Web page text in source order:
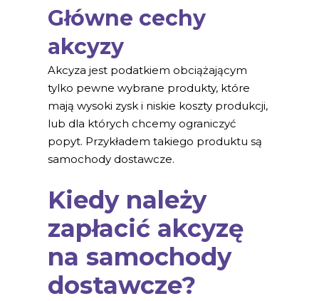
Główne cechy
akcyzy
Akcyza jest podatkiem obciążającym
tylko pewne wybrane produkty, które
mają wysoki zysk i niskie koszty produkcji,
lub dla których chcemy ograniczyć
popyt. Przykładem takiego produktu są
samochody dostawcze.
Kiedy należy
zapłacić akcyzę
na samochody
dostawcze?